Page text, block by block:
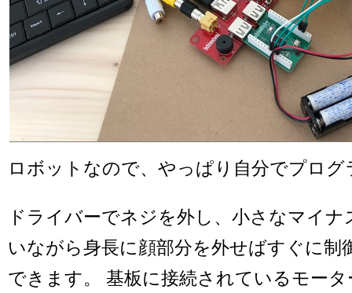
ロボットなので、やっぱり自分でプロ
ドライバーでネジを外し、小さなマイ
いながら身長に顔部分を外せばすぐに制
できます。 基板に接続されているモー